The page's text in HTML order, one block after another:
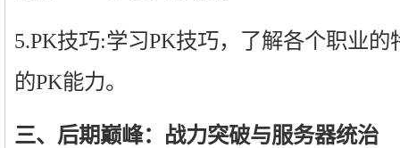
5.PK技巧:学习PK技巧，了解各个职业
的PK能力。
三、后期巅峰：战力突破与服务器统治